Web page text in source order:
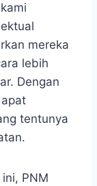
mereka
lebih
Dengan
tentunya
PNM